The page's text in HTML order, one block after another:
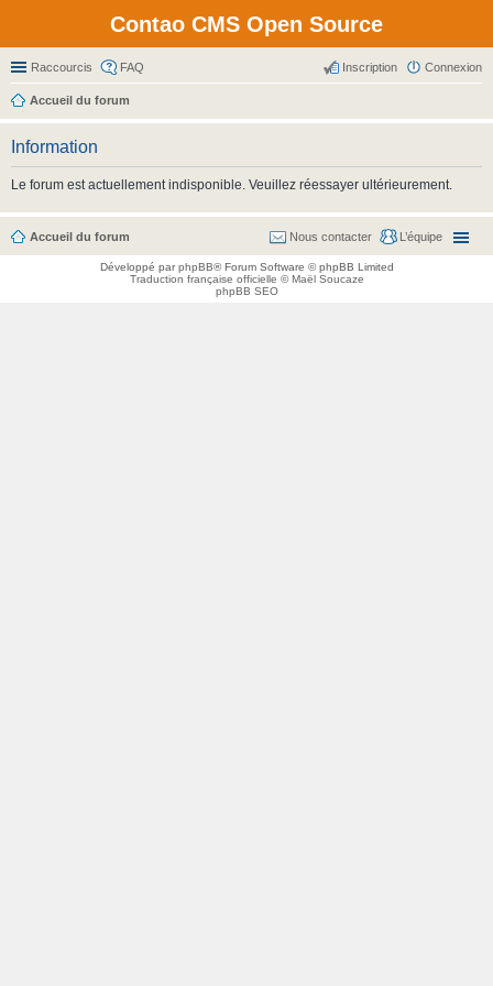
Contao CMS Open Source
Raccourcis FAQ Connexion
Inscription
Accueil du forum
Information
Le forum est actuellement indisponible. Veuillez réessayer ultérieurement.
Accueil du forum L’équipe
Nous contacter
Développé parphpBB® Forum Software © phpBB Limited
Traduction française officielle ©Maël Soucaze
phpBB SEO